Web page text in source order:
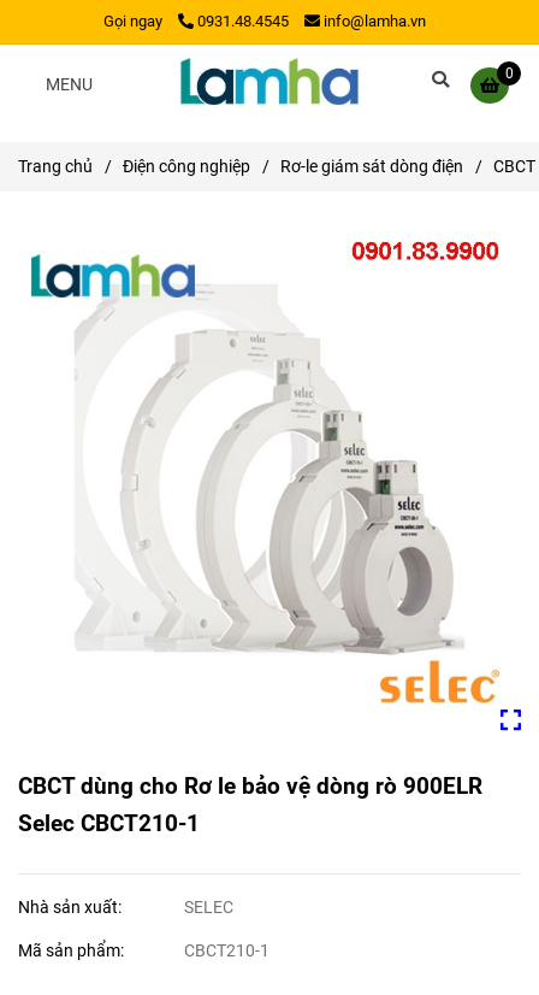
Gọi ngay 0931.48.4545 info@lamha.vn
0
MENU
Trang chủ / Điện công nghiệp / Rơ-le giám sát dòng điện /
CBCT dùng cho Rơ le bảo vệ dòng rò 900ELR
Selec CBCT210-1
Nhà sản xuất: SELEC
Mã sản phẩm: CBCT210-1